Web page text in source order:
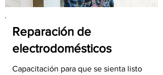
Reparación de
electrodomésticos
Capacitación para que se sienta listo